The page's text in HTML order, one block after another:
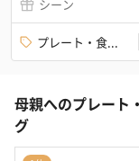
シーン
プレート・食...
母親へのプレート
グ